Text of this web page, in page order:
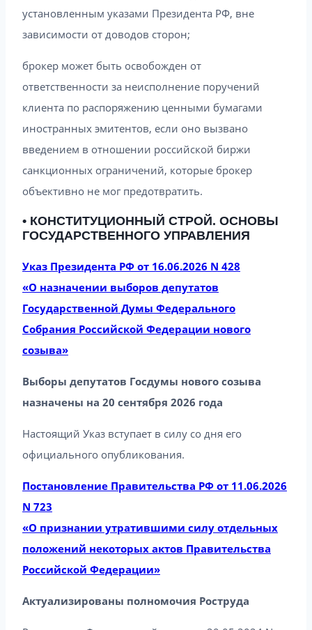
установленным указами Президента РФ, вне
зависимости от доводов сторон;
брокер может быть освобожден от
ответственности за неисполнение поручений
клиента по распоряжению ценными бумагами
иностранных эмитентов, если оно вызвано
введением в отношении российской биржи
санкционных ограничений, которые брокер
объективно не мог предотвратить.
• КОНСТИТУЦИОННЫЙ СТРОЙ. ОСНОВЫ
ГОСУДАРСТВЕННОГО УПРАВЛЕНИЯ
Указ Президента РФ от 16.06.2026 N 428
«О назначении выборов депутатов
Государственной Думы Федерального
Собрания Российской Федерации нового
созыва»
Выборы депутатов Госдумы нового созыва
назначены на 20 сентября 2026 года
Настоящий Указ вступает в силу со дня его
официального опубликования.
Постановление Правительства РФ от 11.06.2026
N 723
«О признании утратившими силу отдельных
положений некоторых актов Правительства
Российской Федерации»
Актуализированы полномочия Роструда